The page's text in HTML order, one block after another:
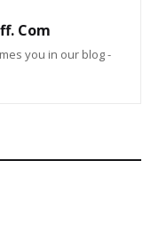
Com
you in our blog -